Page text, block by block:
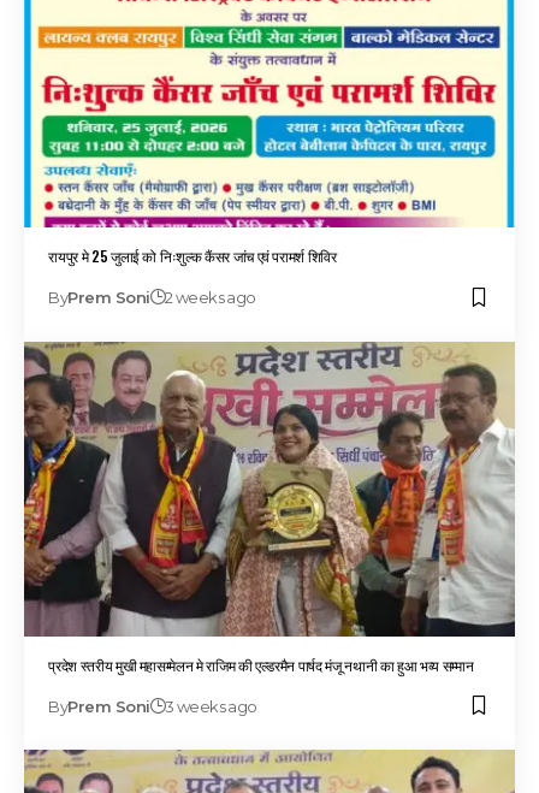
रायपुर मे 25 जुलाई को निःशुल्क कैंसर जांच एवं परामर्श शिविर
ByPrem Soni 2 weeks ago
प्रदेश स्तरीय मुखी महासम्मेलन मे राजिम की एल्डरमैन पार्षद मंजू नथानी का हुआ भव्य सम्मान
ByPrem Soni 3 weeks ago